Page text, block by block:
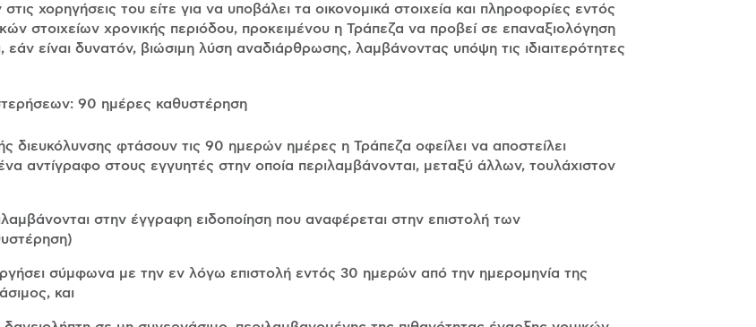
χορηγήσεις του είτε για να υποβάλει τα οικονομικά στοιχεία και πληροφορίες εντός
στοιχείων χρονικής περιόδου, προκειμένου η Τράπεζα να προβεί σε επαναξιολόγηση
εάν είναι δυνατόν, βιώσιμη λύση αναδιάρθρωσης, λαμβάνοντας υπόψη τις ιδιαιτερότητες
90 ημέρες καθυστέρηση
διευκόλυνσης φτάσουν τις 90 ημερών ημέρες η Τράπεζα οφείλει να αποστείλει
αντίγραφο στους εγγυητές στην οποία περιλαμβάνονται, μεταξύ άλλων, τουλάχιστον
στην έγγραφη ειδοποίηση που αναφέρεται στην επιστολή των
σύμφωνα με την εν λόγω επιστολή εντός 30 ημερών από την ημερομηνία της
και